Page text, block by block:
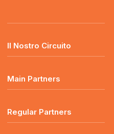
Il Nostro Circuito
Main Partners
Regular Partners